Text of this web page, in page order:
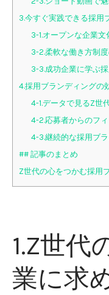
3.今すぐ実践できる採用
3-1.オープンな企業
3-2.柔軟な働き方制
3-3.成功企業に学ぶ
4.採用ブランディングの
4-1.データで見るZ世
4-2.応募者からのフ
4-3.継続的な採用ブ
## 記事のまとめ
Z世代の心をつかむ採用
1.Z世代
業に求